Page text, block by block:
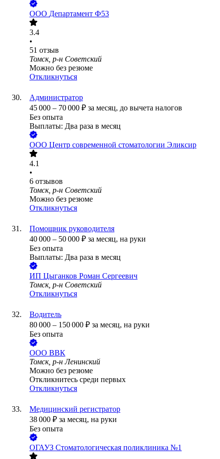
ООО Департамент Ф53
3.4
•
51 отзыв
Томск, р-н Советский
Можно без резюме
Откликнуться
Администратор
45 000 – 70 000 ₽ за месяц, до вычета налогов
Без опыта
Выплаты: Два раза в месяц
ООО Центр современной стоматологии Эликсир
4.1
•
6 отзывов
Томск, р-н Советский
Можно без резюме
Откликнуться
Помощник руководителя
40 000 – 50 000 ₽ за месяц, на руки
Без опыта
Выплаты: Два раза в месяц
ИП Цыганков Роман Сергеевич
Томск, р-н Советский
Откликнуться
Водитель
80 000 – 150 000 ₽ за месяц, на руки
Без опыта
ООО ВВК
Томск, р-н Ленинский
Можно без резюме
Откликнитесь среди первых
Откликнуться
Медицинский регистратор
38 000 ₽ за месяц, на руки
Без опыта
ОГАУЗ Стоматологическая поликлиника №1